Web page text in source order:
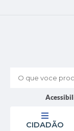
O que voce
CIDADÃO